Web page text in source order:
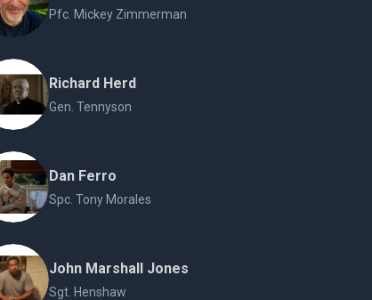
Pfc. Mickey Zimmerman
Richard Herd
Gen. Tennyson
Dan Ferro
Spc. Tony Morales
John Marshall Jones
Sgt. Henshaw